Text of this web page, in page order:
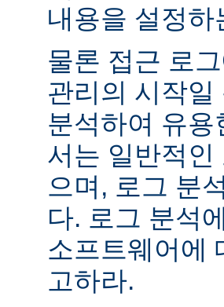
내용을 설정
물론 접근 로
관리의 시작
분석하여 유
서는 일반적
으며, 로그 분
다. 로그 분석
소프트웨어에
고하라.